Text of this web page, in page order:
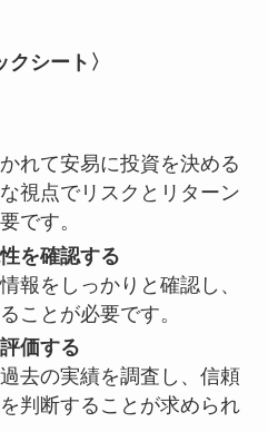
クシート〉
れて安易に投資を決める
視点でリスクとリターン
です。
を確認する
報をしっかりと確認し、
ことが必要です。
価する
去の実績を調査し、信頼
判断することが求められ